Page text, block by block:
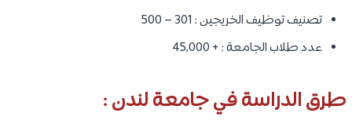
تصنيف توظيف الخريجين : 301 – 500
عدد طلاب الجامعة : + 45,000
طرق الدراسة في جامعة لندن :